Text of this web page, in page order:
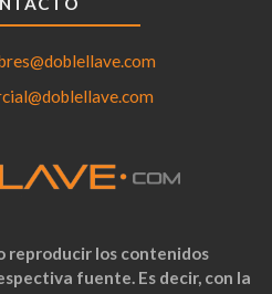
los contenidos
fuente. Es decir, con la